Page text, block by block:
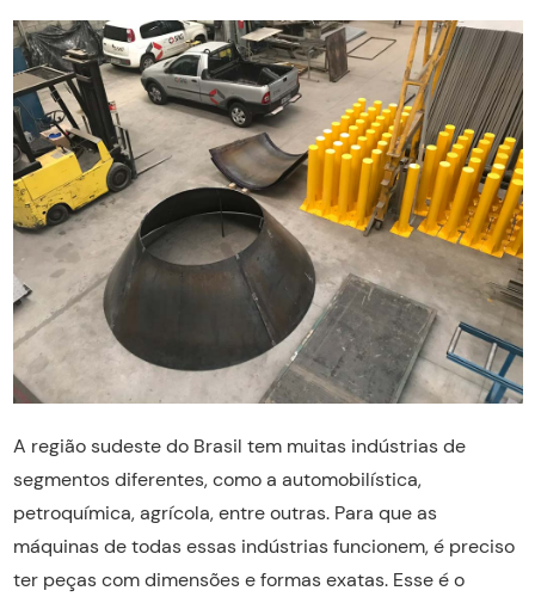
A região sudeste do Brasil tem muitas indústrias de
segmentos diferentes, como a automobilística,
petroquímica, agrícola, entre outras. Para que as
máquinas de todas essas indústrias funcionem, é preciso
ter peças com dimensões e formas exatas. Esse é o